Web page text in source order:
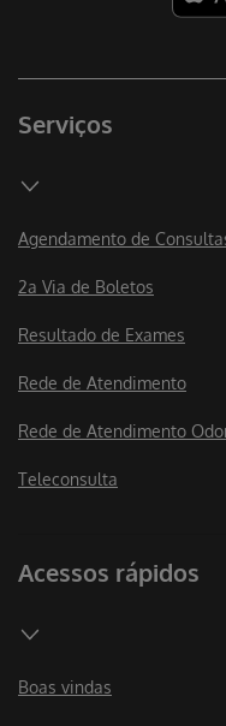
Serviços
Agendamento de
2a Via de Boletos
Resultado de Exames
Rede de Atendimento
Rede de Atendimento
Teleconsulta
Acessos rápidos
Boas vindas